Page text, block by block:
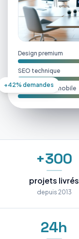
Design premium
SEO technique
Performance mobile
+42% demandes
+300
projets livrés
depuis 2013
24h